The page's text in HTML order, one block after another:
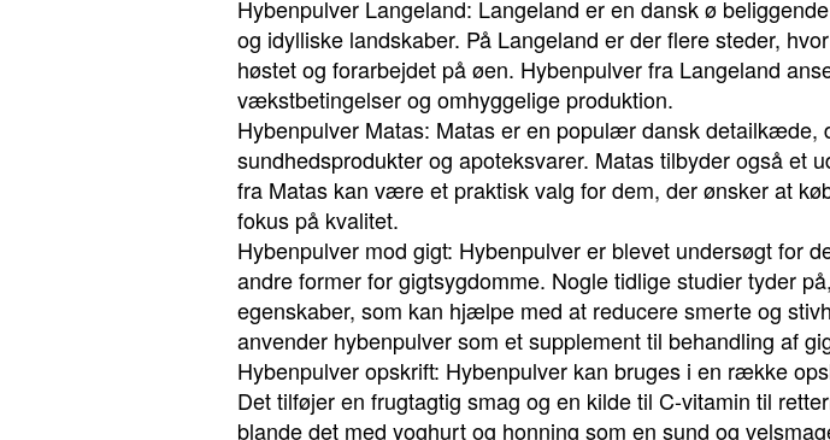
Hybenpulver Langeland: Langeland er en dansk ø
og idylliske landskaber. På Langeland er der flere steder,
høstet og forarbejdet på øen. Hybenpulver fra Langeland
vækstbetingelser og omhyggelige produktion.
Hybenpulver Matas: Matas er en populær dansk detailkæde,
sundhedsprodukter og apoteksvarer. Matas tilbyder også et
fra Matas kan være et praktisk valg for dem, der ønsker at
fokus på kvalitet.
Hybenpulver mod gigt: Hybenpulver er blevet undersøgt for
andre former for gigtsygdomme. Nogle tidlige studier tyder
egenskaber, som kan hjælpe med at reducere smerte og
anvender hybenpulver som et supplement til behandling af
Hybenpulver opskrift: Hybenpulver kan bruges i en række
Det tilføjer en frugtagtig smag og en kilde til C-vitamin til
blande det med yoghurt og honning som en sund og